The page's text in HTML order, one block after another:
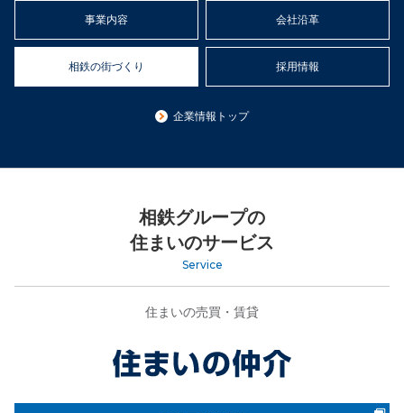
企業情報トップ
事業内容 会社沿革
相鉄の街づくり 採用情報
相鉄グループの
住まいのサービス
Service
住まいの売買・賃貸